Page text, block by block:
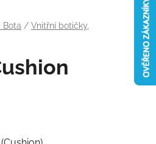
Bota / Vnitřní botičky,